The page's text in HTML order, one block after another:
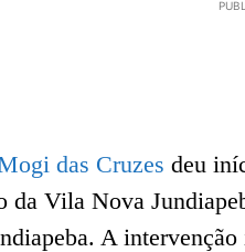
das Cruzes deu
da Vila Nova
A